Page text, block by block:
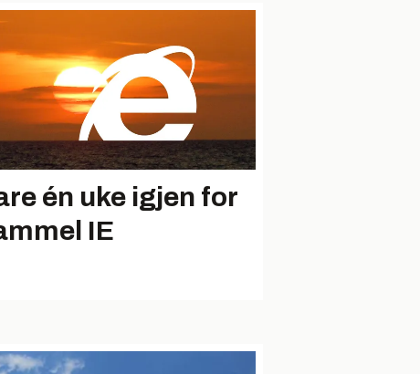
én uke igjen for
IE